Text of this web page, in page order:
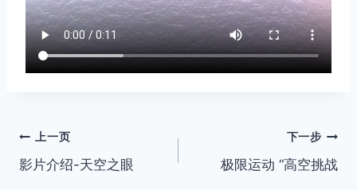
文
章
上一页
影片介绍-天空之眼
下一步
极限运动 “高空挑战